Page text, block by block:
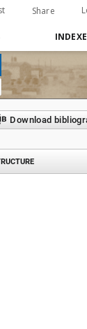
Share
Download